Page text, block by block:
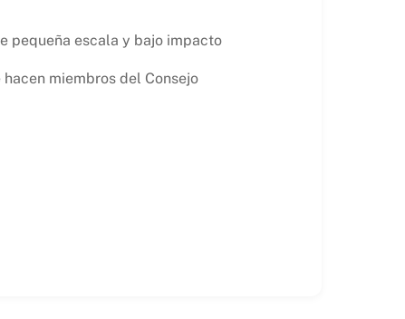
pequeña escala y bajo impacto
miembros del Consejo